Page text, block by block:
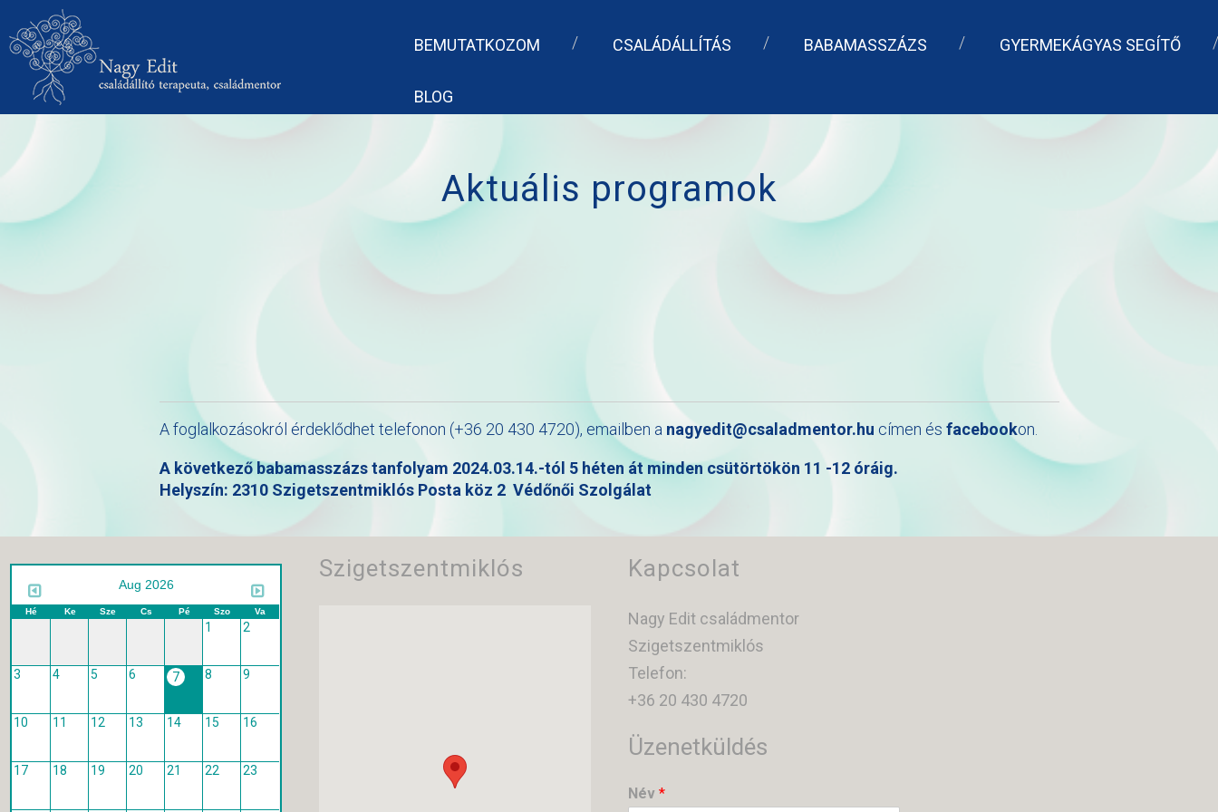
BEMUTATKOZOM CSALÁDÁLLÍTÁS BABAMASSZÁZS GYERMEKÁGYAS SEGÍTŐ
BLOG
Aktuális programok
A foglalkozásokról érdeklődhet telefonon (+36 20 430 4720), emailben a nagyedit@csaladmentor.hu címen és facebookon.
A következő babamasszázs tanfolyam 2024.03.14.-tól 5 héten át minden csütörtökön 11 -12 óráig.
Helyszín: 2310 Szigetszentmiklós Posta köz 2 Védőnői Szolgálat
Aug 2026
Hé Ke Sze Cs Pé Szo Va
1 2
3 4 5 6 7 8 9
10 11 12 13 14 15 16
17 18 19 20 21 22 23
Szigetszentmiklós Kapcsolat
Nagy Edit családmentor
Szigetszentmiklós
Telefon:
+36 20 430 4720
Üzenetküldés
Név*